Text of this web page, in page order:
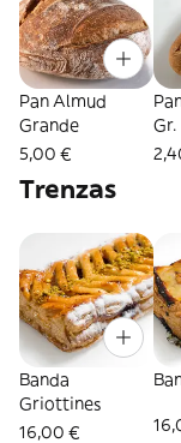
Pan Almud
Grande
5,00 €
Gr.
Trenzas
Banda
Griottines
16,00 €